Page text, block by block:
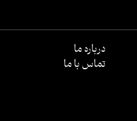
درباره ما
تماس با ما